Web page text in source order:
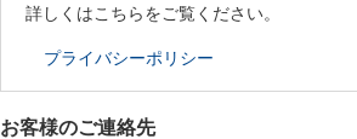
詳しくはこちらをご覧ください。
プライバシーポリシー
お客様のご連絡先